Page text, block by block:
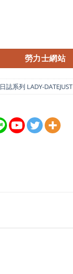
勞力士網站
日誌系列 LADY-DATEJUST